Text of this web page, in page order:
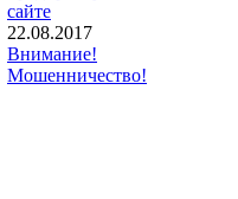
сайте
22.08.2017
Внимание!
Мошенничество!